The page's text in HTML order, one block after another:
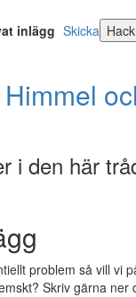
inlägg Skicka
i den här
problem så vill vi
Skriv gärna